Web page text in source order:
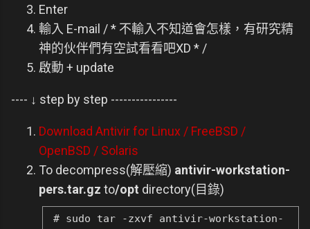
Enter
輸入 E-mail / * 不輸入不知道會怎樣，有研究精
神的伙伴們有空試看看吧XD * /
啟動 + update
---- ↓ step by step ----------------
Download Antivir for Linux / FreeBSD /
OpenBSD / Solaris
To decompress(解壓縮) antivir-workstation-
pers.tar.gz to/opt directory(目錄)
# sudo tar -zxvf antivir-workstation-